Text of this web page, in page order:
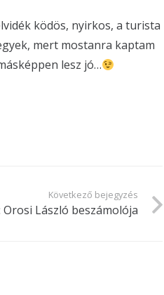
ködös, nyirkos, a turista
mert mostanra kaptam
lesz jó…
Következő bejegyzés
Orosi László beszámolója